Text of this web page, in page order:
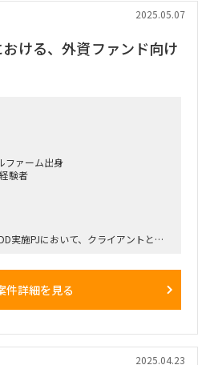
の領域を重荷になっていただきます。
クターIPの立ち上げにおける企画・開
エイターとの連携によるキャラクタ
制作会社
進行管理
ー
キャラクター(複雑なストーリーと
想定※MTGベースで適宜出社の可能
2025.05.07
ける、外資ファンド向け
ファーム出身
験者
実施PJにおいて、クライアントとコ
件詳細を見る
2025.04.23